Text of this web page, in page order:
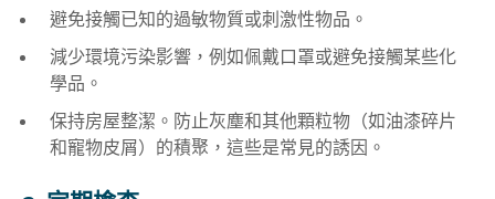
避免接觸已知的過敏物質或刺激性物品。
減少環境污染影響，例如佩戴口罩或避免接觸某些化
學品。
保持房屋整潔。防止灰塵和其他顆粒物（如油漆碎片
和寵物皮屑）的積聚，這些是常見的誘因。